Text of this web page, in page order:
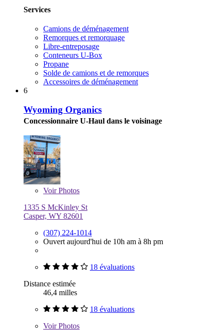
Services
Camions de déménagement
Remorques et remorquage
Libre-entreposage
Conteneurs U-Box
Propane
Solde de camions et de remorques
Accessoires de déménagement
6
Wyoming Organics
Concessionnaire U-Haul dans le voisinage
VoirPhotos
1335 S McKinley St
Casper, WY 82601
(307) 224-1014
Ouvert aujourd'hui de 10h am à 8h pm
18 évaluations
Distance estimée
46,4 milles
18 évaluations
VoirPhotos